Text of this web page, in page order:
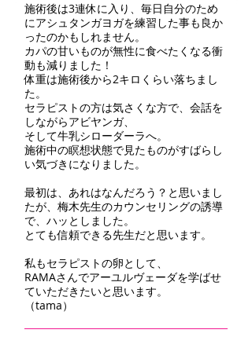
施術後は3連休に入り、毎日自分のため
にアシュタンガヨガを練習した事も良か
ったのかもしれません。
カパの甘いものが無性に食べたくなる衝
動も減りました！
体重は施術後から2キロくらい落ちまし
た。
セラピストの方は気さくな方で、会話を
しながらアビヤンガ、
そして牛乳シローダーラへ。
施術中の瞑想状態で見たものがすばらし
い気づきになりました。
最初は、あれはなんだろう？と思いまし
たが、梅木先生のカウンセリングの誘導
で、ハッとしました。
とても信頼できる先生だと思います。
私もセラピストの卵として、
RAMAさんでアーユルヴェーダを学ばせ
ていただきたいと思います。
（tama）